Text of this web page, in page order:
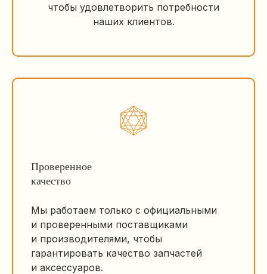
чтобы удовлетворить потребности
наших клиентов.
Проверенное
качество
Мы работаем только с официальными
и проверенными поставщиками
и производителями, чтобы
гарантировать качество запчастей
и аксессуаров.